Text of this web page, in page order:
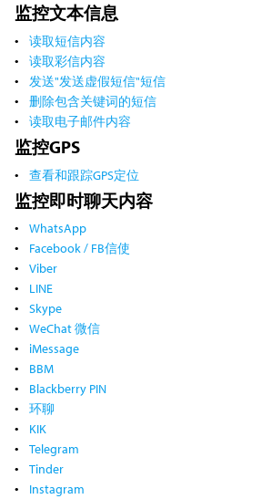
监控文本信息
读取短信内容
读取彩信内容
发送"发送虚假短信"短信
删除包含关键词的短信
读取电子邮件内容
监控GPS
查看和跟踪GPS定位
监控即时聊天内容
WhatsApp
Facebook / FB信使
Viber
LINE
Skype
WeChat 微信
iMessage
BBM
Blackberry PIN
环聊
KIK
Telegram
Tinder
Instagram